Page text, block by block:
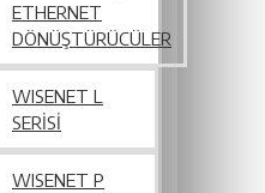
ETHERNET
DÖNÜŞTÜRÜCÜLER
WISENET L
SERİSİ
WISENET P